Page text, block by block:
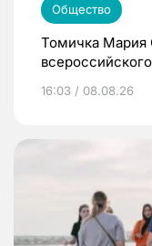
Общество
Томичка Мария
16:03 / 08.08.26